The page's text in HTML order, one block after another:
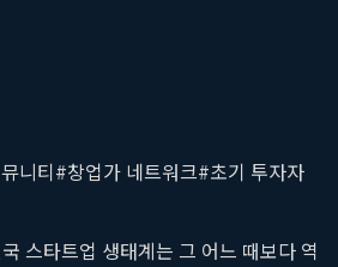
니티#창업가 네트워크#초기 투자자
스타트업 생태계는 그 어느 때보다 역